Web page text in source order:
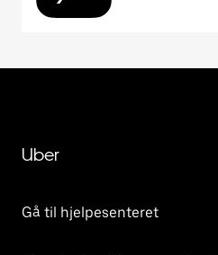
Uber
Gå til hjelpesenteret